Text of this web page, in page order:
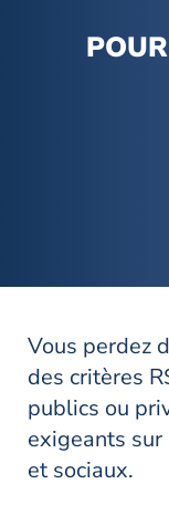
Vous perdez
des critères
publics ou
exigeants
et sociaux.